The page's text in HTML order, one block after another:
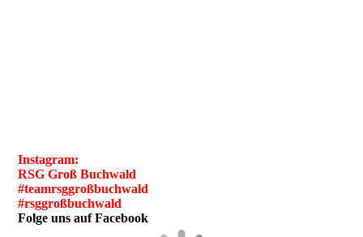
Instagram:
RSG Groß Buchwald
#teamrsggroßbuchwald
#rsggroßbuchwald
Folge uns auf Facebook